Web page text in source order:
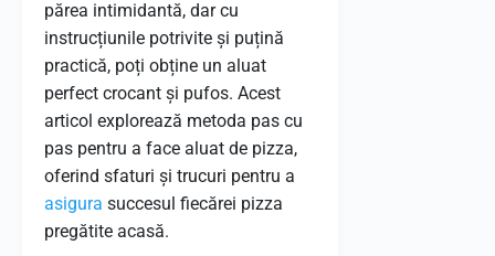
părea intimidantă, dar cu
instrucțiunile potrivite și puțină
practică, poți obține un aluat
perfect crocant și pufos. Acest
articol explorează metoda pas cu
pas pentru a face aluat de pizza,
oferind sfaturi și trucuri pentru a
asigura succesul fiecărei pizza
pregătite acasă.